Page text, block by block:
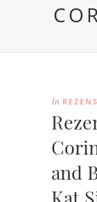
In
and
Kat